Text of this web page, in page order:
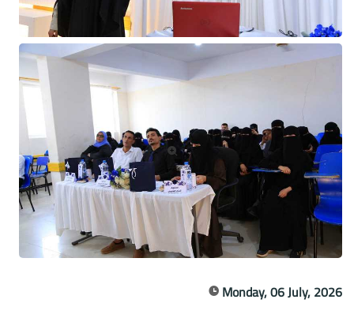
Monday, 06 July, 2026